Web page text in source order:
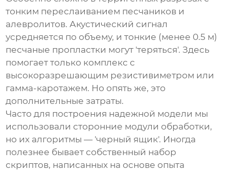
тонким переслаиванием песчаников и
алевролитов. Акустический сигнал
усредняется по объему, и тонкие (менее 0.5 м)
песчаные пропластки могут 'теряться'. Здесь
помогает только комплекс с
высокоразрешающим резистивиметром или
гамма-каротажем. Но опять же, это
дополнительные затраты.
Часто для построения надежной модели мы
использовали сторонние модули обработки,
но их алгоритмы — 'черный ящик'. Иногда
полезнее бывает собственный набор
скриптов, написанных на основе опыта